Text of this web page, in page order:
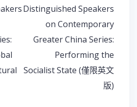
Distinguished Speakers
on Contemporary
Greater China Series:
Performing the
Socialist State (僅限英文
版)